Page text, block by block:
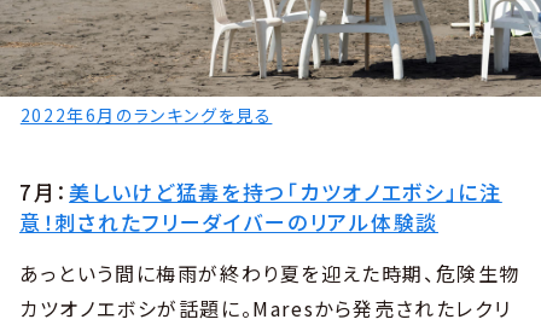
2022年6月のランキングを見る
7月：美しいけど猛毒を持つ「カツオノエボシ」に注
意！刺されたフリーダイバーのリアル体験談
あっという間に梅雨が終わり夏を迎えた時期、危険生物
カツオノエボシが話題に。Maresから発売されたレクリ